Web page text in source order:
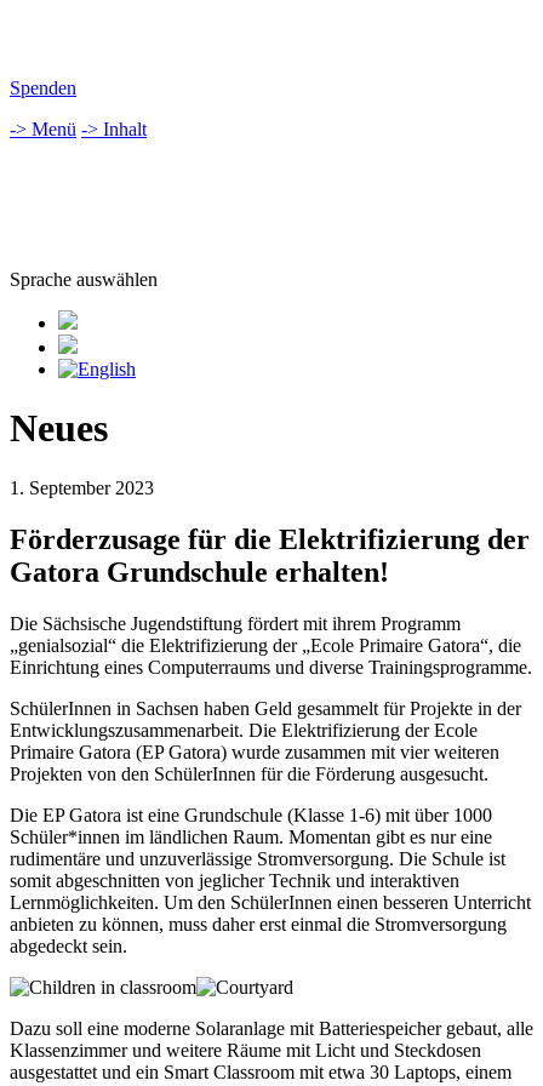
Spenden
-> Menü -> Inhalt
Sprache auswählen
Neues
1. September 2023
Förderzusage für die Elektrifizierung der
Gatora Grundschule erhalten!
Die Sächsische Jugendstiftung fördert mit ihrem Programm
„genialsozial“ die Elektrifizierung der „Ecole Primaire Gatora“, die
Einrichtung eines Computerraums und diverse Trainingsprogramme.
SchülerInnen in Sachsen haben Geld gesammelt für Projekte in der
Entwicklungszusammenarbeit. Die Elektrifizierung der Ecole
Primaire Gatora (EP Gatora) wurde zusammen mit vier weiteren
Projekten von den SchülerInnen für die Förderung ausgesucht.
Die EP Gatora ist eine Grundschule (Klasse 1-6) mit über 1000
Schüler*innen im ländlichen Raum. Momentan gibt es nur eine
rudimentäre und unzuverlässige Stromversorgung. Die Schule ist
somit abgeschnitten von jeglicher Technik und interaktiven
Lernmöglichkeiten. Um den SchülerInnen einen besseren Unterricht
anbieten zu können, muss daher erst einmal die Stromversorgung
abgedeckt sein.
Dazu soll eine moderne Solaranlage mit Batteriespeicher gebaut, alle
Klassenzimmer und weitere Räume mit Licht und Steckdosen
ausgestattet und ein Smart Classroom mit etwa 30 Laptops, einem